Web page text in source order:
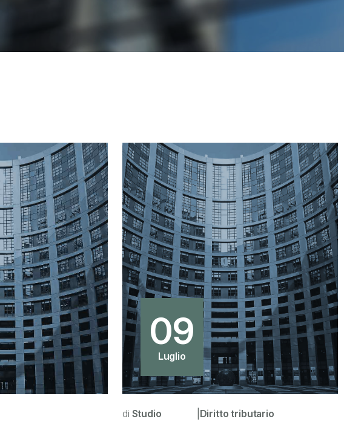
09
Luglio
di Studio
Diritto tributario